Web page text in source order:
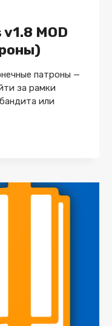
MOD
патроны —
за рамки
или